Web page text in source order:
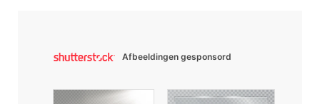
Afbeeldingen gesponsord